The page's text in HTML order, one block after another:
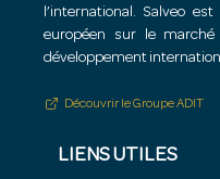
l’international. Salveo
européen sur le marché
développement
Découvrir le Groupe ADIT
LIENS UTILES